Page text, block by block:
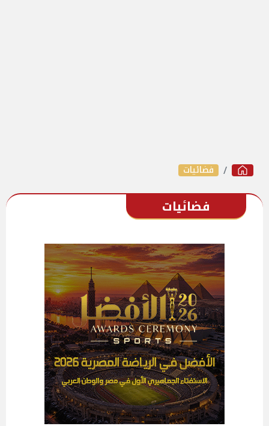
فضائيات
فضائيات